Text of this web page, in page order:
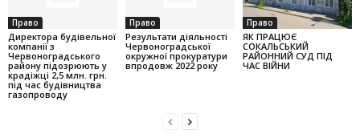
Право
Директора будівельної
компанії з
Червоноградського
району підозрюють у
крадіжці 2,5 млн. грн.
під час будівництва
газопроводу
Право
Результати діяльності
Червоноградської
окружної прокуратури
впродовж 2022 року
Право
ЯК ПРАЦЮЄ
СОКАЛЬСЬКИЙ
РАЙОННИЙ СУД ПІД
ЧАС ВІЙНИ